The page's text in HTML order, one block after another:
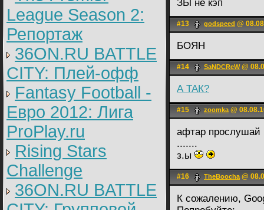
League Season 2:
Репортаж
36ON.RU BATTLE
CITY: Плей-офф
Fantasy Football -
Евро 2012: Лига
ProPlay.ru
Rising Stars
Challenge
36ON.RU BATTLE
ЗЫ не кэп
#13 godspeed @
БОЯН
#14 SaNDCReW@
А ТАК?
#15 zoomkа@
афтар
.......
з.ы
#16 TheBoocha@
К сожалению,